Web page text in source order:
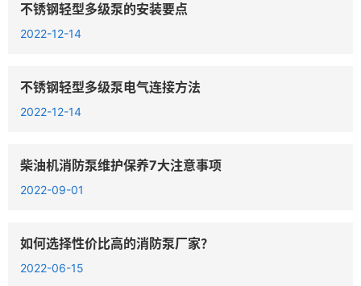
不锈钢轻型多级泵的安装要点
2022-12-14
不锈钢轻型多级泵电气连接方法
2022-12-14
柴油机消防泵维护保养7大注意事项
2022-09-01
如何选择性价比高的消防泵厂家？
2022-06-15